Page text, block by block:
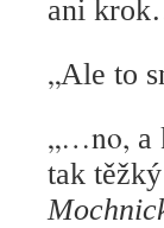
ani
„Ale to
„…no, a
tak